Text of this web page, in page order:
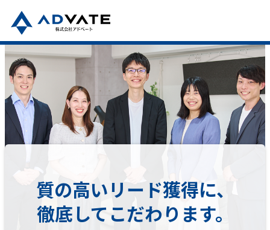
質の高いリード獲得に、
徹底してこだわります。